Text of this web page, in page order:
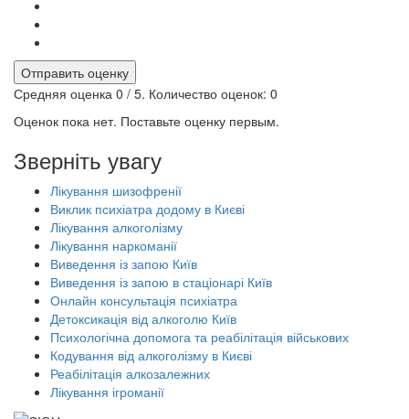
Отправить оценку
Средняя оценка 0 / 5. Количество оценок: 0
Оценок пока нет. Поставьте оценку первым.
Зверніть увагу
Лікування шизофренії
Виклик психіатра додому в Києві
Лікування алкоголізму
Лікування наркоманії
Виведення із запою Київ
Виведення із запою в стаціонарі Київ
Онлайн консультація психіатра
Детоксикація від алкоголю Київ
Психологічна допомога та реабілітація військових
Кодування від алкоголізму в Києві
Реабілітація алкозалежних
Лікування ігроманії